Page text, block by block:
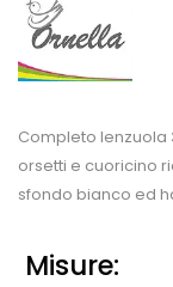
Completo lenzuola
orsetti e cuoricino
sfondo bianco ed
Misure: